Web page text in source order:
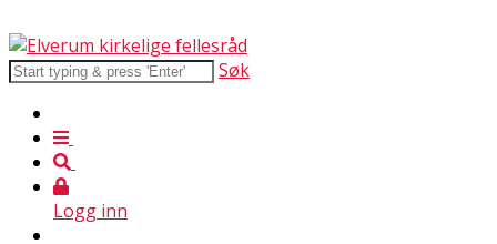
Søk
Logg inn